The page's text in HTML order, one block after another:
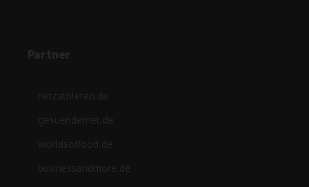
Partner
netzathleten.de
gesuendernet.de
worldsoffood.de
businessandmore.de